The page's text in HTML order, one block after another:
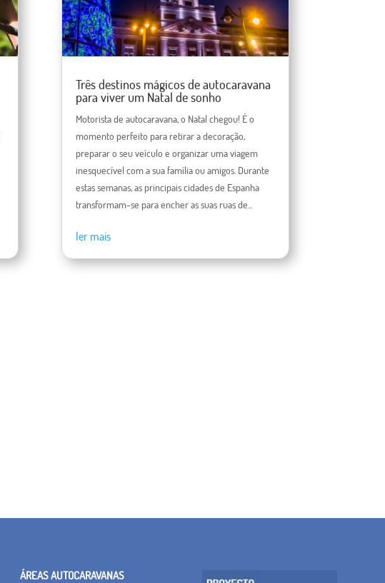
Três destinos mágicos de autocaravana
para viver um Natal de sonho
Motorista de autocaravana, o Natal chegou! É o
momento perfeito para retirar a decoração,
preparar o seu veículo e organizar uma viagem
inesquecível com a sua família ou amigos. Durante
estas semanas, as principais cidades de Espanha
transformam-se para encher as suas ruas de...
ler mais
ÁREAS AUTOCARAVANAS